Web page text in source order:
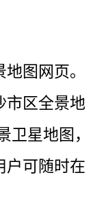
图网页。
市区全景地
卫星地图，
户可随时在